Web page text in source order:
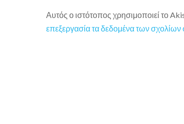
Αυτός ο ιστότοπος χρησιμοποιεί το
επεξεργασία τα δεδομένα των σχολίων